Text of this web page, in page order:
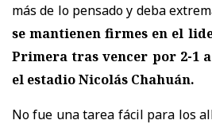
más de lo pensado y deba
se mantienen firmes en el
Primera tras vencer por 2-1
el estadio Nicolás Chahuán.
No fue una tarea fácil para los